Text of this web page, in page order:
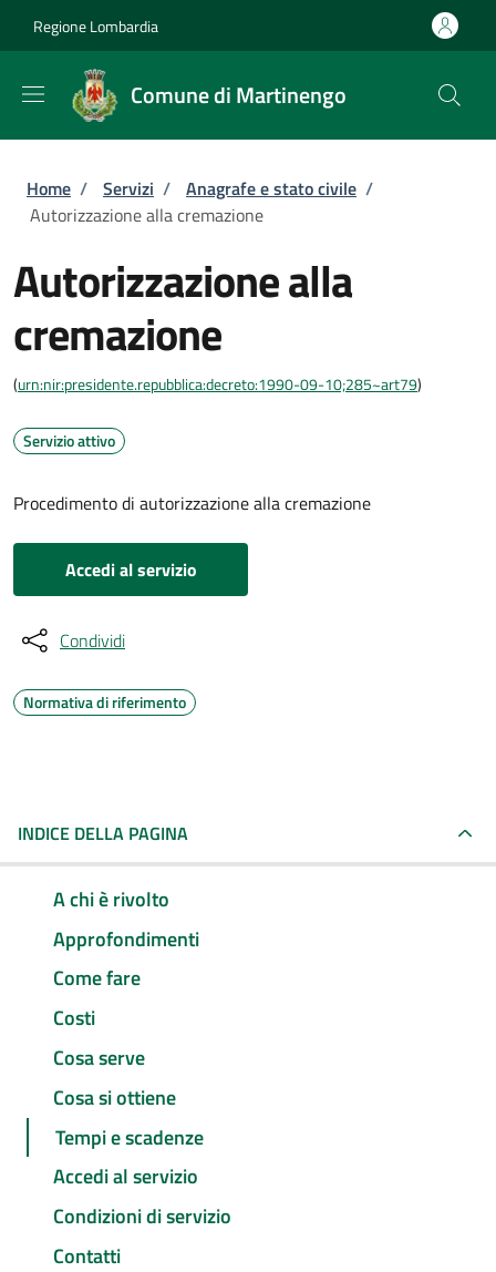
Regione Lombardia
Comune di Martinengo
Briciole di pane
Home / Servizi / Anagrafe e stato civile /
Autorizzazione alla cremazione
Autorizzazione alla
cremazione
(urn:nir:presidente.repubblica:decreto:1990-09-10;285~art79)
Servizio attivo
Procedimento di autorizzazione alla cremazione
Accedi al servizio
Condividi
Normativa di riferimento
INDICE DELLA PAGINA
A chi è rivolto
Approfondimenti
Come fare
Costi
Cosa serve
Cosa si ottiene
Tempi e scadenze
Accedi al servizio
Condizioni di servizio
Contatti